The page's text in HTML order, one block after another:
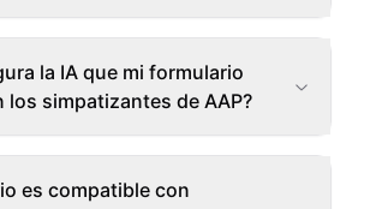
la IA que mi formulario
los simpatizantes de AAP?
es compatible con